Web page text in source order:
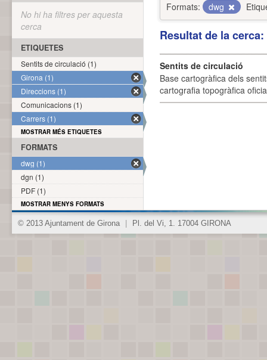
Formats:
dwg
Resultat de la
Sentits de circulació
Base cartogràfica dels
cartografia topogràfica
No hi ha filtres per aquesta
cerca
ETIQUETES
Sentits de circulació (1)
Girona (1)
Direccions (1)
Comunicacions (1)
Carrers (1)
MOSTRAR MÉS ETIQUETES
FORMATS
dwg (1)
dgn (1)
PDF (1)
MOSTRAR MENYS FORMATS
© 2013 Ajuntament de Girona Pl. del Vi, 1. 17004 GIRONA